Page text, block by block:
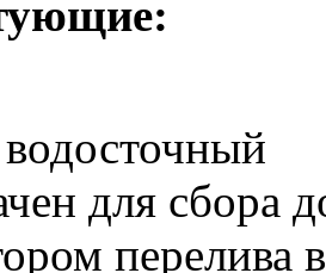
для сбора
перелива